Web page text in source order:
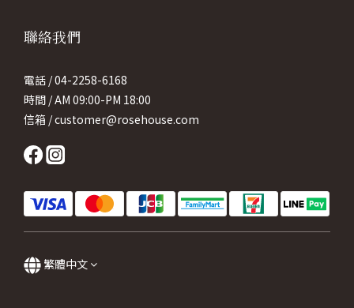
聯絡我們
電話 / 04-2258-6168
時間 / AM 09:00-PM 18:00
信箱 / customer@rosehouse.com
繁體中文